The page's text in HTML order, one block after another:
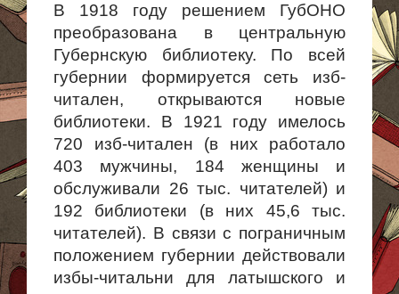
В 1918 году решением ГубОНО
преобразована в центральную
Губернскую библиотеку. По всей
губернии формируется сеть изб-
читален, открываются новые
библиотеки. В 1921 году имелось
720 изб-читален (в них работало
403 мужчины, 184 женщины и
обслуживали 26 тыс. читателей) и
192 библиотеки (в них 45,6 тыс.
читателей). В связи с пограничным
положением губернии действовали
избы-чи­тальни для латышского и